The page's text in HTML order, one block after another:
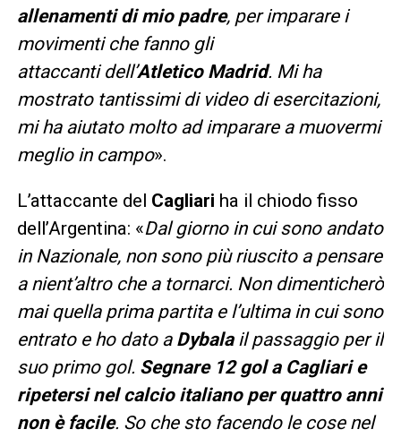
allenamenti di mio padre, per imparare i
movimenti che fanno gli
attaccanti dell’Atletico Madrid. Mi ha
mostrato tantissimi di video di esercitazioni,
mi ha aiutato molto ad imparare a muovermi
meglio in campo».
L’attaccante del Cagliari ha il chiodo fisso
dell’Argentina: «Dal giorno in cui sono andato
in Nazionale, non sono più riuscito a pensare
a nient’altro che a tornarci. Non dimenticherò
mai quella prima partita e l’ultima in cui sono
entrato e ho dato a Dybala il passaggio per il
suo primo gol. Segnare 12 gol a Cagliari e
ripetersi nel calcio italiano per quattro anni
non è facile. So che sto facendo le cose nel